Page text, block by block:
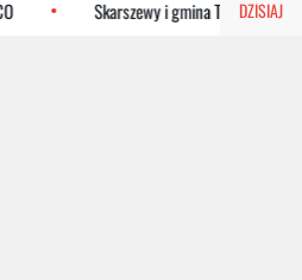
DZISIAJ
Skarszewy i gmina Tczew